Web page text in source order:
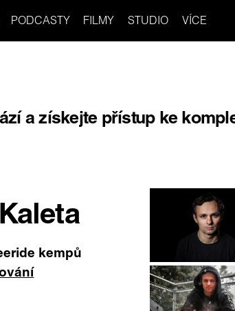
PODCASTY FILMY STUDIO VÍCE
a získejte přístup ke
kempů